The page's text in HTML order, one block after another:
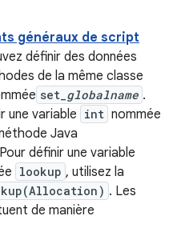
généraux de script
définir des données
de la même classe
set_ globalname .
une variable int nommée
Java
définir une variable
lookup , utilisez la
. Les
de manière